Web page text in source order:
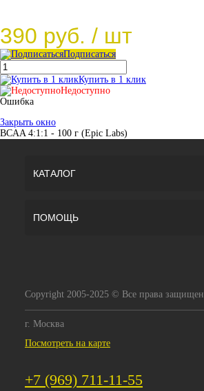
390 руб. / шт
Подписаться
Купить в 1 клик
Недоступно
Ошибка
Закрыть окно
BCAA 4:1:1 - 100 г (Epic Labs)
КАТАЛОГ
ПОМОЩЬ
Copyright 2005-2025 © Все права
г. Москва
Посмотреть на карте
+7 (969) 711-11-55